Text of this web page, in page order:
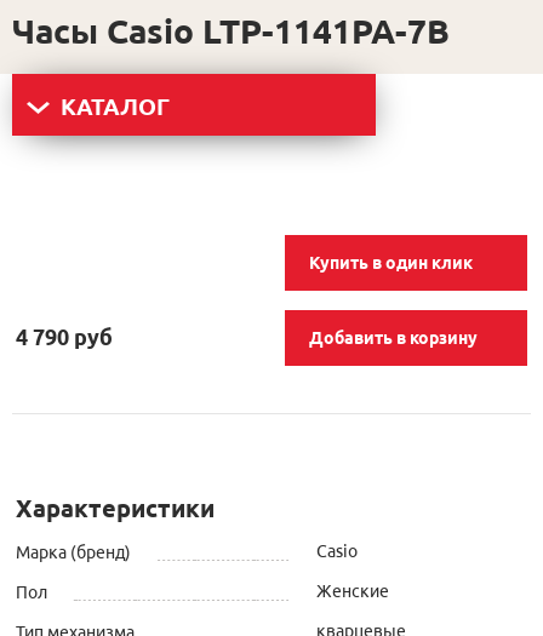
Часы Casio LTP-1141PA-7B
КАТАЛОГ
Купить в один клик
4 790 руб Добавить в корзину
Характеристики
Марка (бренд) Casio
Пол Женские
Тип механизма кварцевые